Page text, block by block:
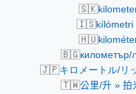
🇸🇰
🇮🇸kílómetri
🇭🇺
🇧🇬километър/
🇯🇵キロメートル/リ
🇹🇼公里/升 » 拍